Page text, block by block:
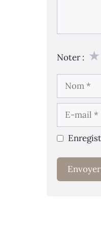
Noter : ★
mail